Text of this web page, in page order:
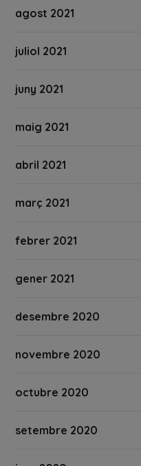
agost 2021
juliol 2021
juny 2021
maig 2021
abril 2021
març 2021
febrer 2021
gener 2021
desembre 2020
novembre 2020
octubre 2020
setembre 2020